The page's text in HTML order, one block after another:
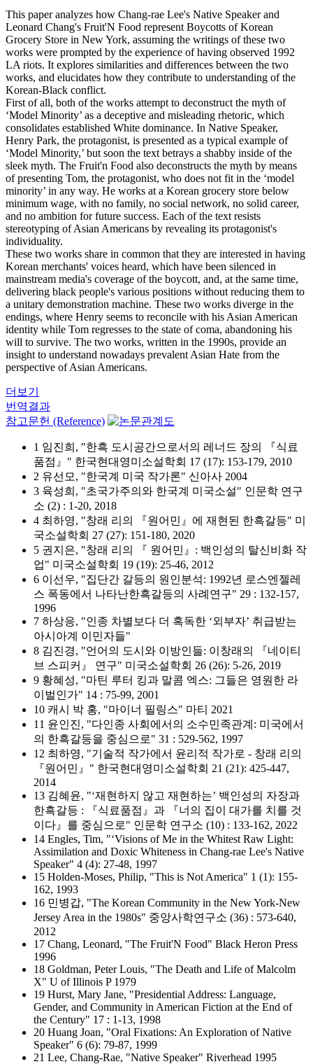
This paper analyzes how Chang-rae Lee's Native Speaker and
Leonard Chang's Fruit'N Food represent Boycotts of Korean
Grocery Store in New York, assuming the writings of these two
works were prompted by the experience of having observed 1992
LA riots. It explores similarities and differences between the two
works, and elucidates how they contribute to understanding of the
Korean-Black conflict.
First of all, both of the works attempt to deconstruct the myth of
‘Model Minority’ as a deceptive and misleading rhetoric, which
consolidates established White dominance. In Native Speaker,
Henry Park, the protagonist, is presented as a typical example of
‘Model Minority,’ but soon the text betrays a shabby inside of the
sleek myth. The Fruit'n Food also deconstructs the myth by means
of presenting Tom, the protagonist, who does not fit in the ‘model
minority’ in any way. He works at a Korean grocery store below
minimum wage, with no family, no social network, no solid career,
and no ambition for future success. Each of the text resists
stereotyping of Asian Americans by revealing its protagonist's
individuality.
These two works share in common that they are interested in having
Korean merchants' voices heard, which have been silenced in
mainstream media's coverage of the boycott, and, at the same time,
delivering black people's various positions without reducing them to
a unitary demonstration machine. These two works diverge in the
endings, where Henry seems to reconcile with his Asian American
identity while Tom regresses to the state of coma, abandoning his
will to survive. The two works, written in the 1990s, provide an
insight to understand nowadays prevalent Asian Hate from the
perspective of Asian Americans.
더보기
번역결과
참고문헌 (Reference)
1 임진희, "한흑 도시공간으로서의 레너드 장의 『식료
품점』" 한국현대영미소설학회 17 (17): 153-179, 2010
2 유선모, "한국계 미국 작가론" 신아사 2004
3 육성희, "초국가주의와 한국계 미국소설" 인문학 연구
소 (2) : 1-20, 2018
4 최하영, "창래 리의 『원어민』에 재현된 한흑갈등" 미
국소설학회 27 (27): 151-180, 2020
5 권지은, "창래 리의 『 원어민』: 백인성의 탈신비화 작
업" 미국소설학회 19 (19): 25-46, 2012
6 이선우, "집단간 갈등의 원인분석: 1992년 로스엔젤레
스 폭동에서 나타난한흑갈등의 사례연구" 29 : 132-157,
1996
7 하상응, "인종 차별보다 더 혹독한 ‘외부자’ 취급받는
아시아계 이민자들"
8 김진경, "언어의 도시와 이방인들: 이창래의 『네이티
브 스피커』 연구" 미국소설학회 26 (26): 5-26, 2019
9 황혜성, "마틴 루터 킹과 말콤 엑스: 그들은 영원한 라
이벌인가" 14 : 75-99, 2001
10 캐시 박 홍, "마이너 필링스" 마티 2021
11 윤인진, "다인종 사회에서의 소수민족관계: 미국에서
의 한흑갈등을 중심으로" 31 : 529-562, 1997
12 최하영, "기술적 작가에서 윤리적 작가로 - 창래 리의
『원어민』" 한국현대영미소설학회 21 (21): 425-447,
2014
13 김혜윤, "‘재현하지 않고 재현하는’ 백인성의 자장과
한흑갈등 : 『식료품점』과 『너의 집이 대가를 치를 것
이다』를 중심으로" 인문학 연구소 (10) : 133-162, 2022
14 Engles, Tim, "‘Visions of Me in the Whitest Raw Light:
Assimilation and Doxic Whiteness in Chang-rae Lee's Native
Speaker" 4 (4): 27-48, 1997
15 Holden-Moses, Philip, "This is Not America" 1 (1): 155-
162, 1993
16 민병갑, "The Korean Community in the New York-New
Jersey Area in the 1980s" 중앙사학연구소 (36) : 573-640,
2012
17 Chang, Leonard, "The Fruit'N Food" Black Heron Press
1996
18 Goldman, Peter Louis, "The Death and Life of Malcolm
X" U of Illinois P 1979
19 Hurst, Mary Jane, "Presidential Address: Language,
Gender, and Community in American Fiction at the End of
the Century" 17 : 1-13, 1998
20 Huang Joan, "Oral Fixations: An Exploration of Native
Speaker" 6 (6): 79-87, 1999
21 Lee, Chang-Rae, "Native Speaker" Riverhead 1995